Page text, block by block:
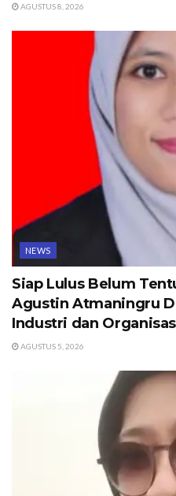
AGUSTUS 8, 2026
NEWS
Siap Lulus Belum
Agustin Atmaningru
Industri dan
AGUSTUS 5, 2026